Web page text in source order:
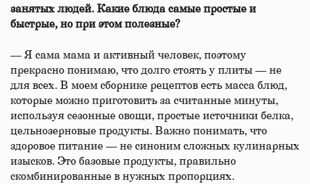
занятых людей. Какие блюда самые простые и
быстрые, но при этом полезные?
— Я сама мама и активный человек, поэтому
прекрасно понимаю, что долго стоять у плиты — не
для всех. В моем сборнике рецептов есть масса блюд,
которые можно приготовить за считанные минуты,
используя сезонные овощи, простые источники белка,
цельнозерновые продукты. Важно понимать, что
здоровое питание — не синоним сложных кулинарных
изысков. Это базовые продукты, правильно
скомбинированные в нужных пропорциях.